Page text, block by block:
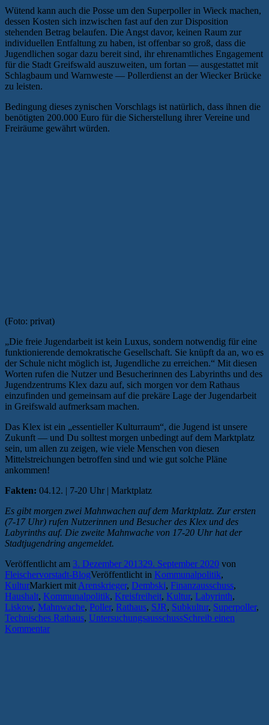
Wütend kann auch die Posse um den Superpoller in Wieck machen,
dessen Kosten sich inzwischen fast auf den zur Disposition
stehenden Betrag belaufen. Die Angst davor, keinen Raum zur
individuellen Entfaltung zu haben, ist offenbar so groß, dass die
Jugendlichen sogar dazu bereit sind, ihr ehrenamtliches Engagement
für die Stadt Greifswald auszuweiten, um fortan — ausgestattet mit
Schlagbaum und Warnweste — Pollerdienst an der Wiecker Brücke
zu leisten.
Bedingung dieses zynischen Vorschlags ist natürlich, dass ihnen die
benötigten 200.000 Euro für die Sicherstellung ihrer Vereine und
Freiräume gewährt würden.
(Foto: privat)
„Die freie Jugendarbeit ist kein Luxus, sondern notwendig für eine
funktionierende demokratische Gesellschaft. Sie knüpft da an, wo es
der Schule nicht möglich ist, Jugendliche zu erreichen.“ Mit diesen
Worten rufen die Nutzer und Besucherinnen des Labyrinths und des
Jugendzentrums Klex dazu auf, sich morgen vor dem Rathaus
einzufinden und gemeinsam auf die prekäre Lage der Jugendarbeit
in Greifswald aufmerksam machen.
Das Klex ist ein „essentieller Kulturraum“, die Jugend ist unsere
Zukunft — und Du solltest morgen unbedingt auf dem Marktplatz
sein, um allen zu zeigen, wie viele Menschen von diesen
Mittelstreichungen betroffen sind und wie gut solche Pläne
ankommen!
Fakten: 04.12. | 7-20 Uhr | Marktplatz
Es gibt morgen zwei Mahnwachen auf dem Marktplatz. Zur ersten
(7-17 Uhr) rufen Nutzerinnen und Besucher des Klex und des
Labyrinths auf. Die zweite Mahnwache von 17-20 Uhr hat der
Stadtjugendring angemeldet.
Veröffentlicht am 3. Dezember 201329. September 2020 von
Fleischervorstadt-BlogVeröffentlicht in Kommunalpolitik,
KulturMarkiert mit Arenskrieger, Dembski, Finanzausschuss,
Haushalt, Kommunalpolitik, Kreisfreiheit, Kultur, Labyrinth,
Liskow, Mahnwache, Poller, Rathaus, SJR, Subkultur, Superpoller,
Technisches Rathaus, UntersuchungsausschussSchreib einen
Kommentar